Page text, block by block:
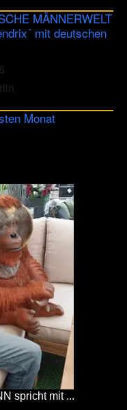
MÄNNERWELT
mit deutschen
Monat
spricht mit ...